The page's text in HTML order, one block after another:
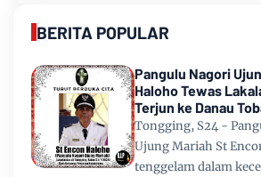
BERITA POPULAR
Pangulu Nagori
Haloho Tewas
Terjun ke Danau
Tongging, S24 -
Ujung Mariah St
tenggelam dalam